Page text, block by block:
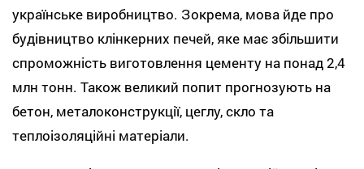
українське виробництво. Зокрема, мова йде про
будівництво клінкерних печей, яке має збільшити
спроможність виготовлення цементу на понад 2,4
млн тонн. Також великий попит прогнозують на
бетон, металоконструкції, цеглу, скло та
теплоізоляційні матеріали.